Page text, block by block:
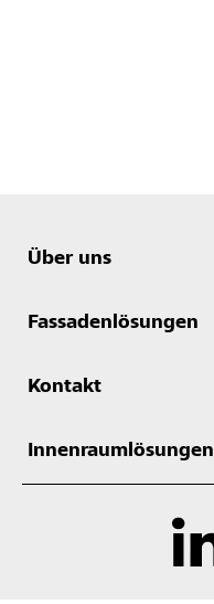
Über uns
Fassadenlösungen
Kontakt
Innenraumlösungen